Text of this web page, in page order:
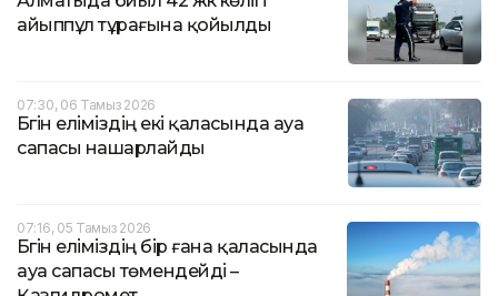
айыппұл тұрағына қойылды
07:30, 06 Тамыз 2026
Бүгін еліміздің екі қаласында ауа
сапасы нашарлайды
07:16, 05 Тамыз 2026
Бүгін еліміздің бір ғана қаласында
ауа сапасы төмендейді –